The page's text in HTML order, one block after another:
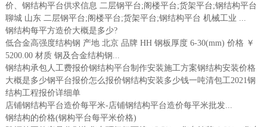
价、钢结构平台供求信息 二层钢平台;阁楼平台;货架平台;钢结构平台
聊城 山东 二层钢平台;阁楼平台;货架平台;钢结构平台 机械工业 ...
钢结构每平方造价大概是多少?
低合金高强度结构钢 产地 北京 品牌 HH 钢板厚度 6-30(mm) 价格 ￥
5200.00 材质 钢及合金结构钢...
钢结构承包人工费报价钢结构平台制作安装施工方案钢结构安装价格
大概是多少钢平台报价怎么报价钢结构安装多少钱一吨清包工2021钢
结构工程报价详细单
店铺钢结构平台造价每平米-店铺钢结构平台造价每平米批发...
钢结构的价格(钢构平台每平米价格)